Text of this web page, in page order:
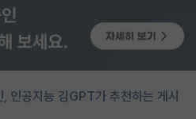
인공지능 김GPT가 추천하는 게시